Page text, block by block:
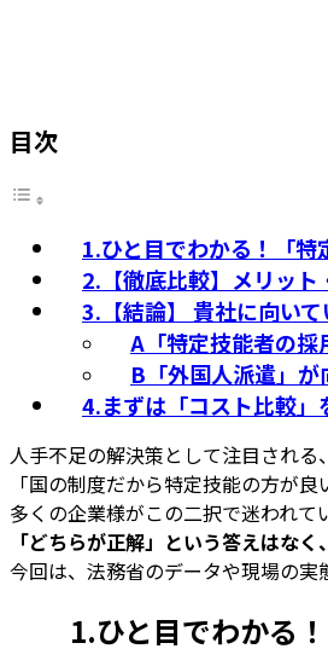
目次
1.ひと目でわかる！「
2.【徹底比較】メリット
3.【結論】 貴社に向い
A「特定技能者の採
B「外国人派遣」
4.まずは「コスト比較」
人手不足の解決策として注目され
「国の制度だから特定技能の方が
多くの企業様がこの二択で迷われて
「どちらが正解」という答えはな
今回は、法務省のデータや現場の実
1.ひと目でわかる